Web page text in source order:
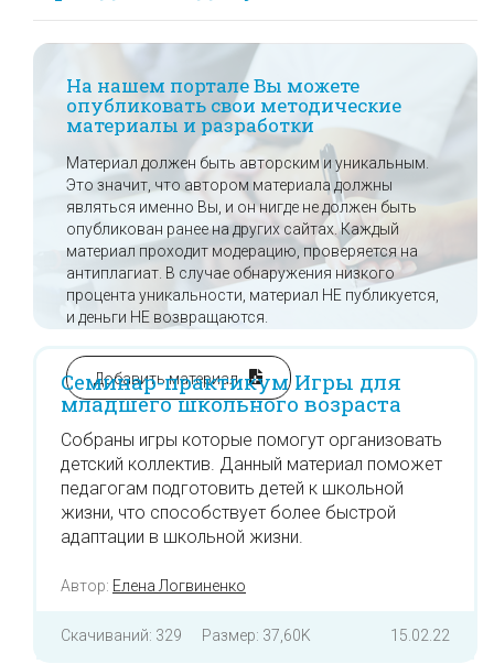
На нашем портале Вы можете
опубликовать свои методические
материалы и разработки
Материал должен быть авторским и уникальным.
Это значит, что автором материала должны
являться именно Вы, и он нигде не должен быть
опубликован ранее на других сайтах. Каждый
материал проходит модерацию, проверяется на
антиплагиат. В случае обнаружения низкого
процента уникальности, материал НЕ публикуется,
и деньги НЕ возвращаются.
Добавить материал
Семинар-практикум Игры для
младшего школьного возраста
Собраны игры которые помогут организовать
детский коллектив. Данный материал поможет
педагогам подготовить детей к школьной
жизни, что способствует более быстрой
адаптации в школьной жизни.
Автор: Елена Логвиненко
Скачиваний: 329 Размер: 37,60K 15.02.22